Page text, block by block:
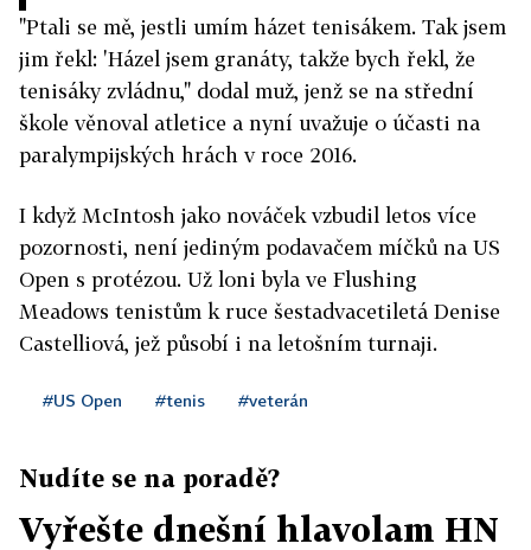
"Ptali se mě, jestli umím házet tenisákem. Tak jsem
jim řekl: 'Házel jsem granáty, takže bych řekl, že
tenisáky zvládnu," dodal muž, jenž se na střední
škole věnoval atletice a nyní uvažuje o účasti na
paralympijských hrách v roce 2016.
I když McIntosh jako nováček vzbudil letos více
pozornosti, není jediným podavačem míčků na US
Open s protézou. Už loni byla ve Flushing
Meadows tenistům k ruce šestadvacetiletá Denise
Castelliová, jež působí i na letošním turnaji.
#US Open #tenis #veterán
Nudíte se na poradě?
Vyřešte dnešní hlavolam HN